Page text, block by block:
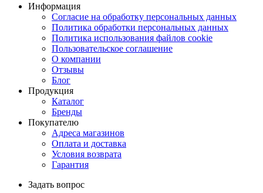
Информация
Согласие на обработку персональных данных
Политика обработки персональных данных
Политика использования файлов cookie
Пользовательское соглашение
О компании
Отзывы
Блог
Продукция
Каталог
Бренды
Покупателю
Адреса магазинов
Оплата и доставка
Условия возврата
Гарантия
Задать вопрос